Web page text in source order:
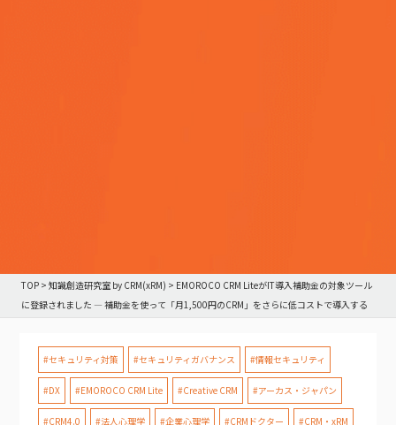
TOP >知識創造研究室 by CRM(xRM) > EMOROCO CRM LiteがIT導入補助金の対象ツール
に登録されました — 補助金を使って「月1,500円のCRM」をさらに低コストで導入する
#セキュリティ対策 #セキュリティガバナンス #情報セキュリティ
#DX #EMOROCO CRM Lite #Creative CRM #アーカス・ジャパン
#CRM4.0 #法人心理学 #企業心理学 #CRMドクター #CRM・xRM